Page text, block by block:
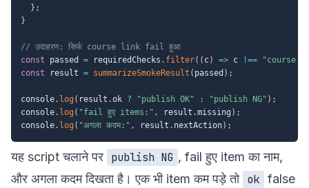
} ;
}
// उदाहरण: सिर्फ course link fail हुआ
const passed = requiredChecks . filter( ( c) => c !==
"course
const result = summarizeSmokeResult ( passed ) ;
console. log ( result .ok ? "publish OK" : "publish NG" ) ;
console. log ( "fail हुए items:" , result .missing ) ;
console. log ( "अगला कदम:" , result . nextAction) ;
यह script चलाने पर publish NG , fail हुए item का नाम,
और अगला कदम दिखता है। एक भी item कम पड़े तो ok false